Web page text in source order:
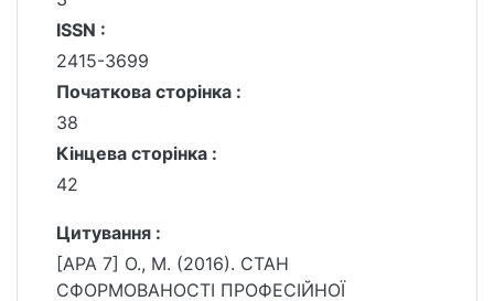
ISSN :
2415-3699
Початкова сторінка :
38
Кінцева сторінка :
42
Цитування :
[APA 7] О., М. (2016). СТАН
СФОРМОВАНОСТІ ПРОФЕСІЙНОЇ